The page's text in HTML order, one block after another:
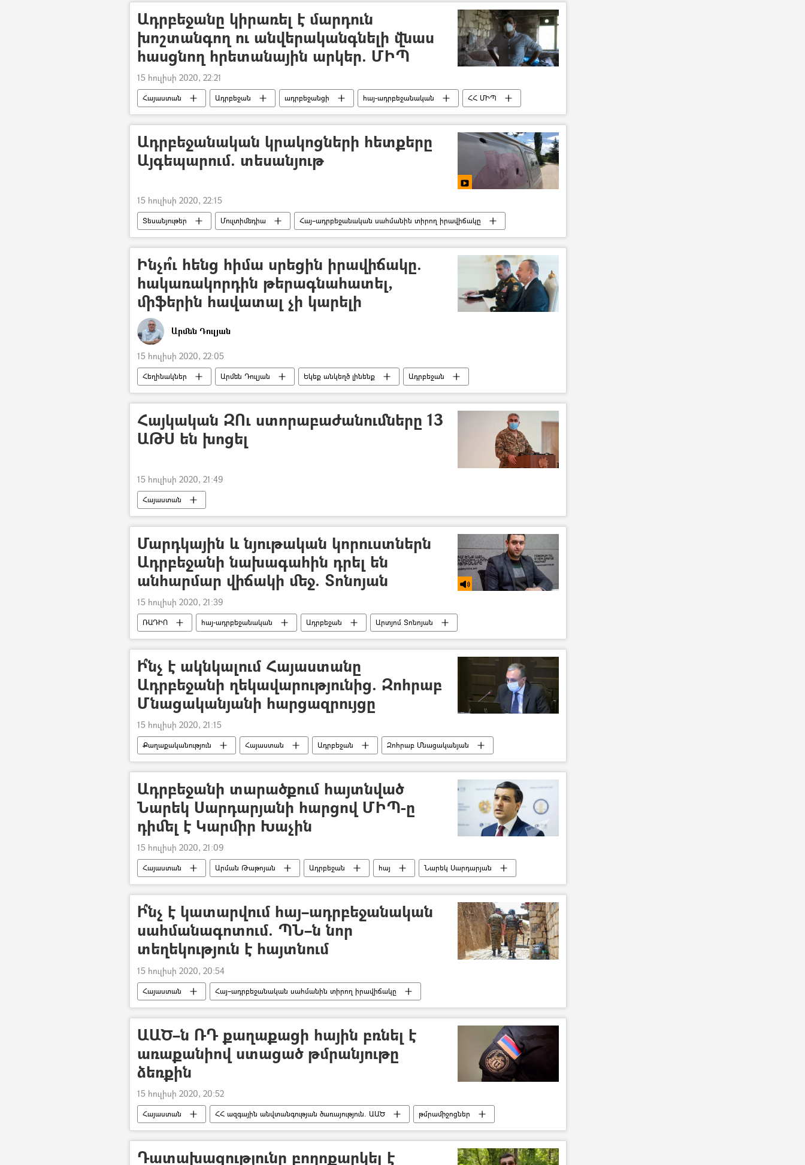
Ադրբեջանը կիրառել է մարդուն
խոշտանգող ու անվերականգնելի վնաս
հասցնող հրետանային արկեր. ՄԻՊ
15 հուլիսի 2020, 22:21
Հայաստան Ադրբեջան ադրբեջանցի հայ-ադրբեջանական
ՀՀ ՄԻՊ
Արման Թաթոյան
Հայ–ադրբեջանական սահմանին տիրող իրավիճակը
Ադրբեջանական կրակոցների հետքերը
Այգեպարում. տեսանյութ
15 հուլիսի 2020, 22:15
Տեսանյութեր Մուլտիմեդիա
Հայ–ադրբեջանական սահմանին տիրող իրավիճակը
Ադրբեջան
կրակոց տեսանյութ Այգեպար
Ինչո՞ւ հենց հիմա սրեցին իրավիճակը.
հակառակորդին թերագնահատել,
միֆերին հավատալ չի կարելի
Արմեն Դուլյան
15 հուլիսի 2020, 22:05
Հեղինակներ Արմեն Դուլյան Եկեք անկեղծ լինենք
Ադրբեջան
ադրբեջանցի
հայ-ադրբեջանական Սահման 5 րոպե Դուլյանի հետ
Հայկական ԶՈւ ստորաբաժանումները 13
ԱԹՍ են խոցել
15 հուլիսի 2020, 21:49
Հայաստան
Մարդկային և նյութական կորուստներն
Ադրբեջանի նախագահին դրել են
անհարմար վիճակի մեջ. Տոնոյան
15 հուլիսի 2020, 21:39
ՌԱԴԻՈ հայ-ադրբեջանական Ադրբեջան
Արտյոմ Տոնոյան
Բողոքի ակցիա
Իլհամ Ալիև
Ի՞նչ է ակնկալում Հայաստանը
Ադրբեջանի ղեկավարությունից. Զոհրաբ
Մնացականյանի հարցազրույցը
15 հուլիսի 2020, 21:15
Քաղաքականություն Հայաստան Ադրբեջան Զոհրաբ Մնացականյան
Ադրբեջանի տարածքում հայտնված
Նարեկ Սարդարյանի հարցով ՄԻՊ-ը
դիմել է Կարմիր Խաչին
15 հուլիսի 2020, 21:09
Հայաստան Արման Թաթոյան Ադրբեջան հայ
Նարեկ Սարդարյան
Սահման
Կարմիր խաչ
Ի՞նչ է կատարվում հայ–ադրբեջանական
սահմանագոտում. ՊՆ–ն նոր
տեղեկություն է հայտնում
15 հուլիսի 2020, 20:54
Հայաստան
Հայ–ադրբեջանական սահմանին տիրող իրավիճակը
ՀՀ պաշտպանության նախարարություն (ՊՆ)
Ադրբեջան
ԱԱԾ–ն ՌԴ քաղաքացի հային բռնել է
առաքանիով ստացած թմրանյութը
ձեռքին
15 հուլիսի 2020, 20:52
Հայաստան ՀՀ ազգային անվտանգության ծառայություն. ԱԱԾ
թմրամիջոցներ
մաքսանենգություն
Դատախազությունը բողոքարկել է